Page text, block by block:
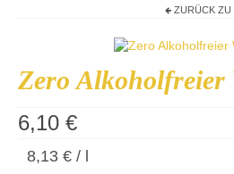
Neues
Rezepte
Kontaktieren Sie uns!
ZURÜCK ZU
Zero Alkoholfreier
6,10 €
8,13 € /